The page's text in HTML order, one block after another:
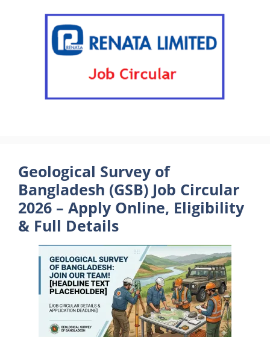
Geological Survey of
Bangladesh (GSB) Job Circular
2026 – Apply Online, Eligibility
& Full Details